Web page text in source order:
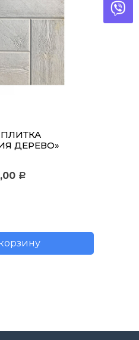
ДЕРЕВО»
руб..
РТекущая